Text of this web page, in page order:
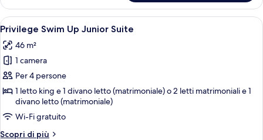
RoofTop
Junior
Suite
Apri
tutte
le
foto
per
Privilege
Swim
Up
Junior
Camera d'albergo con un letto
5
Privilege Swim Up Junior Suite
46 m²
1 camera
Per 4 persone
1 letto king e 1 divano letto (matrimoniale) o 2 letti matrimoniali e 1
divano letto (matrimoniale)
Wi-Fi gratuito
Scopri di più
Altri